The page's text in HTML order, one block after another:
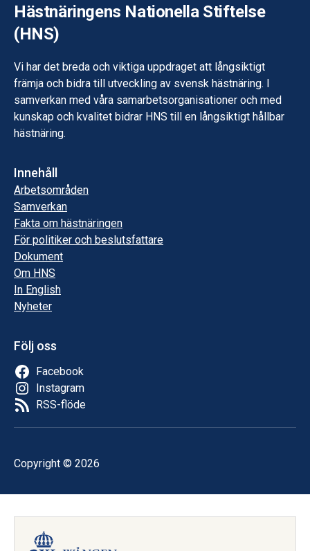
Hästnäringens Nationella Stiftelse
(HNS)
Vi har det breda och viktiga uppdraget att långsiktigt
främja och bidra till utveckling av svensk hästnäring. I
samverkan med våra samarbetsorganisationer och med
kunskap och kvalitet bidrar HNS till en långsiktigt hållbar
hästnäring.
Innehåll
Arbetsområden
Samverkan
Fakta om hästnäringen
För politiker och beslutsfattare
Dokument
Om HNS
In English
Nyheter
Följ oss
Facebook
Instagram
RSS-flöde
Copyright © 2026